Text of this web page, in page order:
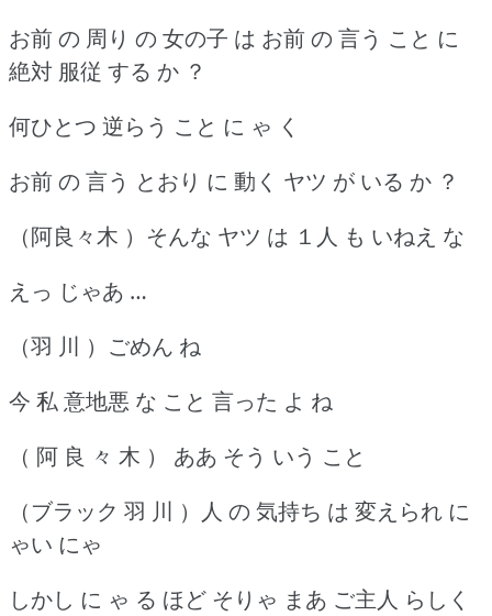
お前 の 周り の 女の子 は お前 の 言う こと に
絶対 服従 する か ？
何ひとつ 逆らう こと に ゃ く
お前 の 言う とおり に 動く ヤツ が いる か ？
（阿良々木 ）そんな ヤツ は １人 も いねえ な
えっ じゃあ …
（羽 川 ）ごめん ね
今 私 意地悪 な こと 言った よ ね
（ 阿 良 々 木 ） ああ そう いう こと
（ブラック 羽 川 ）人 の 気持ち は 変えられ に
ゃい にゃ
しかし に ゃ る ほど そりゃ まあ ご主人 らしく